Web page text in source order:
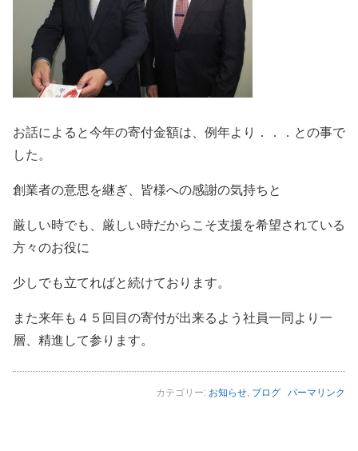
お話によると今年の寄付金額は、例年より．．．との事で
した。
創業者の意思を継ぎ、皆様への感謝の気持ちと
厳しい時でも、厳しい時だからこそ支援を希望されている
方々のお役に
少しでも立てればと続けております。
また来年も４５回目の寄付が出来るよう社員一同より一
層、精進して参ります。
カテゴリー: お知らせ, ブログ パーマリンク